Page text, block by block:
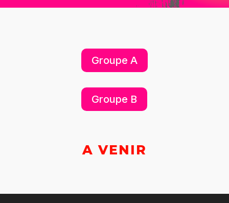
Groupe A
Groupe B
A VENIR